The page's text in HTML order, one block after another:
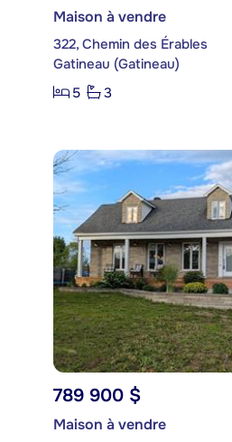
Maison à vendre
322, Chemin des Érables
Gatineau (Gatineau)
5
3
789 900 $
Maison à vendre